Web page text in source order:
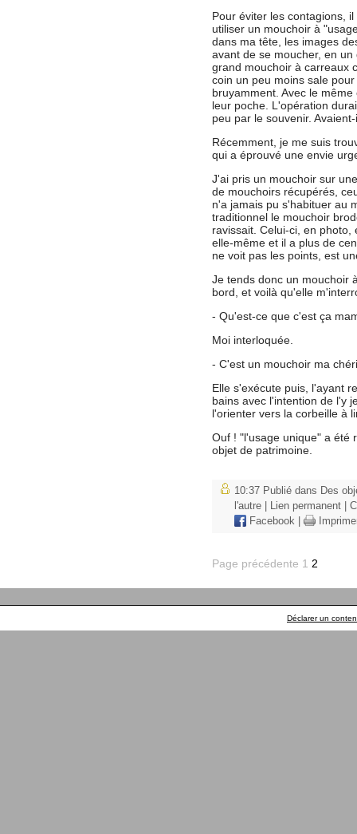
Pour éviter les contagions,
utiliser un mouchoir à
dans ma tête, les images
avant de se moucher, en
grand mouchoir à carreaux
coin un peu moins sale
bruyamment. Avec le
leur poche. L'opération
peu par le souvenir.
Récemment, je me suis
qui a éprouvé une envie
J'ai pris un mouchoir sur
de mouchoirs récupérés,
n'a jamais pu s'habituer au
traditionnel le mouchoir
ravissait. Celui-ci, en
elle-même et il a plus de
ne voit pas les points, est
Je tends donc un mouchoir
bord, et voilà qu'elle
- Qu'est-ce que c'est ça
Moi interloquée.
- C'est un mouchoir ma
Elle s'exécute puis, l'ayant
bains avec l'intention de l'y
l'orienter vers la corbeille à
Ouf ! "l'usage unique" a été
objet de patrimoine.
10:37 Publié dans Des
l'autre
Lien permanent
Facebook
Page précédente 1 2
Déclarer un